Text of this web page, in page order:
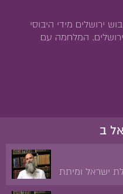
ירושלים מידי היבוסי
המלחמה עם
ב
ישראל ומיתת